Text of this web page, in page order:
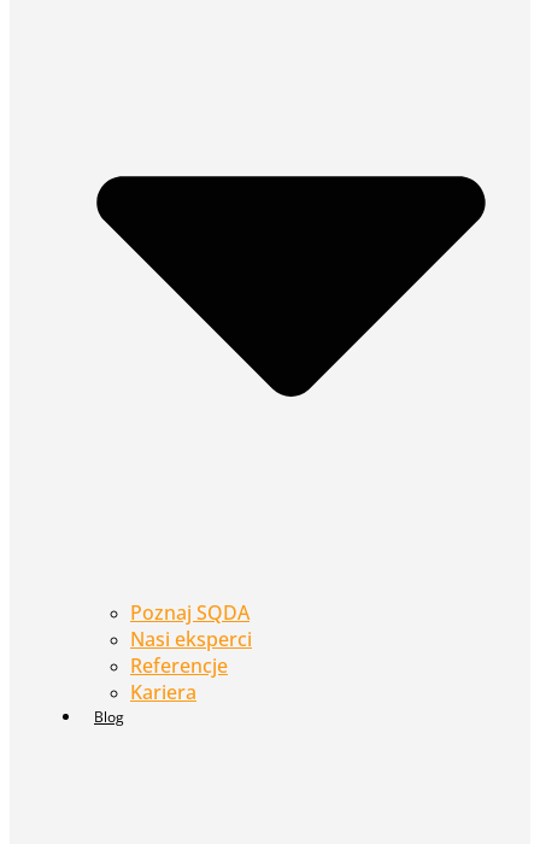
Poznaj SQDA
Nasi eksperci
Referencje
Kariera
Blog